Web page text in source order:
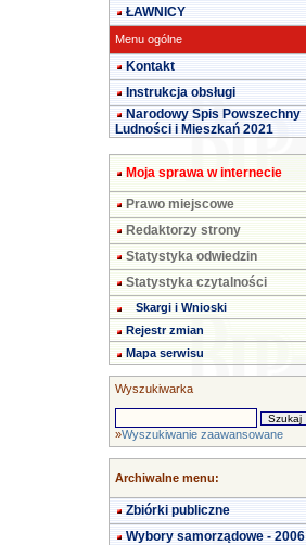
ŁAWNICY
Menu ogólne
Kontakt
Instrukcja obsługi
Narodowy Spis Powszechny
Ludności i Mieszkań 2021
Moja sprawa w internecie
Prawo miejscowe
Redaktorzy strony
Statystyka odwiedzin
Statystyka czytalności
Skargi i Wnioski
Rejestr zmian
Mapa serwisu
Wyszukiwarka
»Wyszukiwanie zaawansowane
Archiwalne menu:
Zbiórki publiczne
Wybory samorządowe - 2006